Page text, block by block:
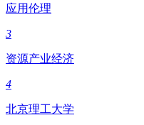
应用伦理
3
资源产业经济
4
北京理工大学